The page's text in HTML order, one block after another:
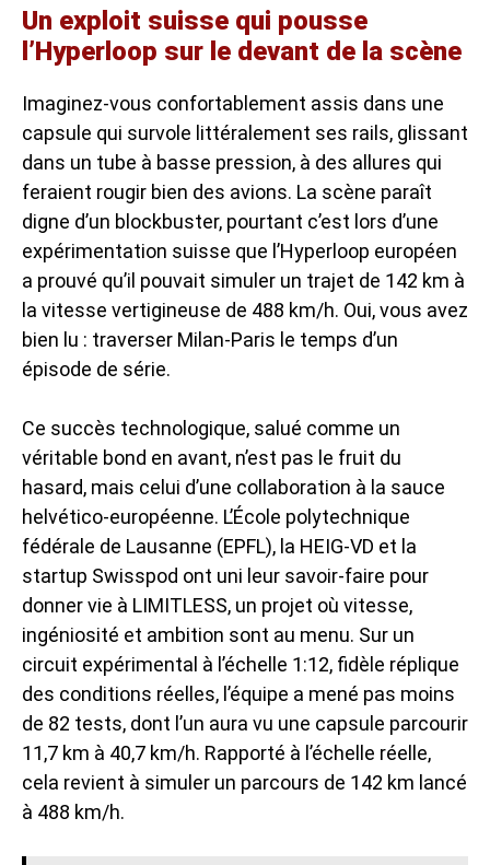
Un exploit suisse qui pousse
l’Hyperloop sur le devant de la scène
Imaginez-vous confortablement assis dans une
capsule qui survole littéralement ses rails, glissant
dans un tube à basse pression, à des allures qui
feraient rougir bien des avions. La scène paraît
digne d’un blockbuster, pourtant c’est lors d’une
expérimentation suisse que l’Hyperloop européen
a prouvé qu’il pouvait simuler un trajet de 142 km à
la vitesse vertigineuse de 488 km/h. Oui, vous avez
bien lu : traverser Milan-Paris le temps d’un
épisode de série.
Ce succès technologique, salué comme un
véritable bond en avant, n’est pas le fruit du
hasard, mais celui d’une collaboration à la sauce
helvético-européenne. L’École polytechnique
fédérale de Lausanne (EPFL), la HEIG-VD et la
startup Swisspod ont uni leur savoir-faire pour
donner vie à LIMITLESS, un projet où vitesse,
ingéniosité et ambition sont au menu. Sur un
circuit expérimental à l’échelle 1:12, fidèle réplique
des conditions réelles, l’équipe a mené pas moins
de 82 tests, dont l’un aura vu une capsule parcourir
11,7 km à 40,7 km/h. Rapporté à l’échelle réelle,
cela revient à simuler un parcours de 142 km lancé
à 488 km/h.